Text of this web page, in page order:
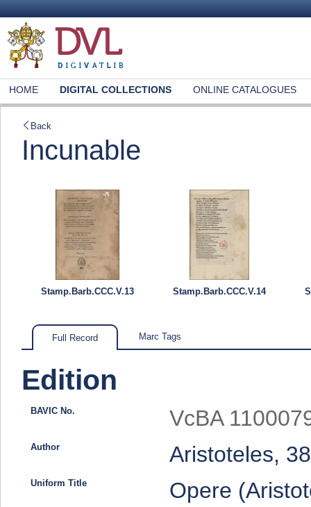
HOME DIGITAL COLLECTIONS ONLINE CATALOGUES
Back
Incunable
Stamp.Barb.CCC.V.13 Stamp.Barb.CCC.V.14
Full Record Marc Tags
Edition
BAVIC No. VcBA
Author Aristoteles,
Uniform Title Opere